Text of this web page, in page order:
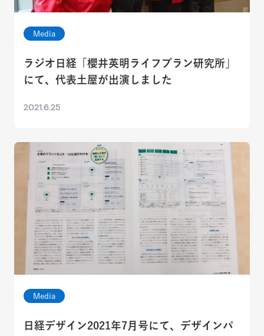
Media
ラジオ日経「櫻井英明ライフプラン研究所」
にて、代表土屋が出演しました
2021.6.25
Media
日経デザイン2021年7月号にて、デザインパ